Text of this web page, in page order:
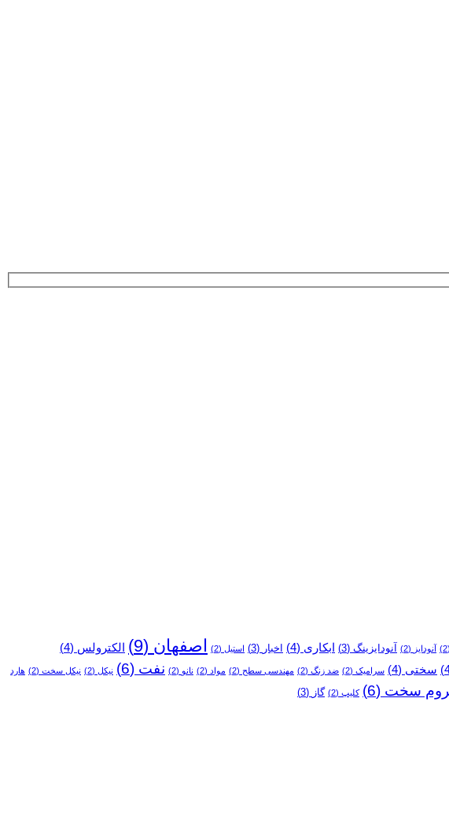
(2) آنودایز (2) آنودایزینگ (3) ابکاری (4) اخبار (3) استیل (2) اصفهان (9) الکترولس (4)
سختی (4) سرامیک (2) ضد زنگ (2) مهندسی سطح (2) مواد (2) نانو (2) نفت (6) نیکل (2) نیکل سخت (2) هارد
سخت (6) کلیپ (2) گاز (3)